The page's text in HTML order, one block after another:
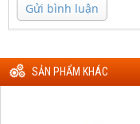
Gửi bình luận
SẢN PHẨM KHÁC